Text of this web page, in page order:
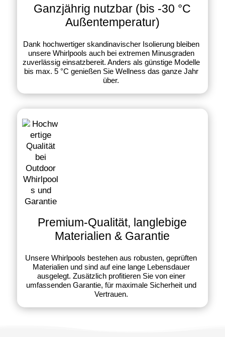
Ganzjährig nutzbar (bis -30 °C
Außentemperatur)
Dank hochwertiger skandinavischer Isolierung bleiben
unsere Whirlpools auch bei extremen Minusgraden
zuverlässig einsatzbereit. Anders als günstige Modelle
bis max. 5 °C genießen Sie Wellness das ganze Jahr
über.
Premium-Qualität, langlebige
Materialien & Garantie
Unsere Whirlpools bestehen aus robusten, geprüften
Materialien und sind auf eine lange Lebensdauer
ausgelegt. Zusätzlich profitieren Sie von einer
umfassenden Garantie, für maximale Sicherheit und
Vertrauen.